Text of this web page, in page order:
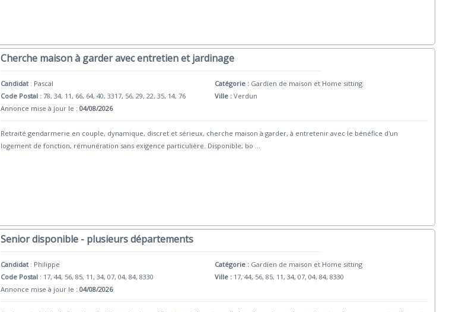
Cherche maison à garder avec entretien et jardinage
Candidat : Pascal
Code Postal : 78, 34, 11, 66, 64, 40, 3317, 56, 29, 22, 35, 14, 76
Annonce mise à jour le :04/08/2026
Catégorie : Gardien de maison et Home sitting
Ville : Verdun
Retraité gendarmerie en couple, dynamique, discret et sérieux, cherche maison à garder, à entretenir avec le bénéfice d'un
logement de fonction, rémunération sans exigence particulière. Disponible, bo ...
Senior disponible - plusieurs départements
Candidat : Philippe
Code Postal : 17, 44, 56, 85, 11, 34, 07, 04, 84, 8330
Annonce mise à jour le :04/08/2026
Catégorie : Gardien de maison et Home sitting
Ville : 17, 44, 56, 85, 11, 34, 07, 04, 84, 8330